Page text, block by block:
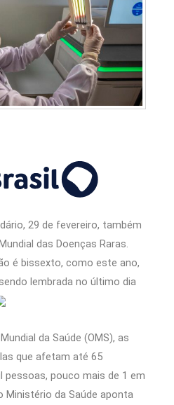
29 de fevereiro, também
das Doenças Raras.
é bissexto, como este ano,
lembrada no último dia
da Saúde (OMS), as
que afetam até 65
pessoas, pouco mais de 1 em
Ministério da Saúde aponta